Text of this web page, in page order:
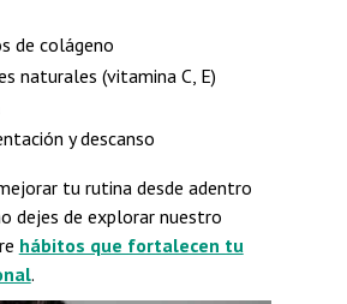
de colágeno
naturales (vitamina C, E)
y descanso
tu rutina desde adentro
dejes de explorar nuestro
hábitos que fortalecen tu
.